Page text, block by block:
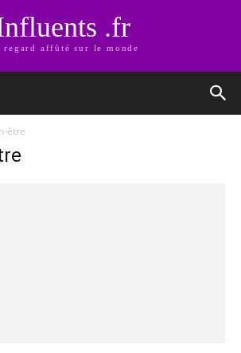
.fr
regard affûté sur le monde
être